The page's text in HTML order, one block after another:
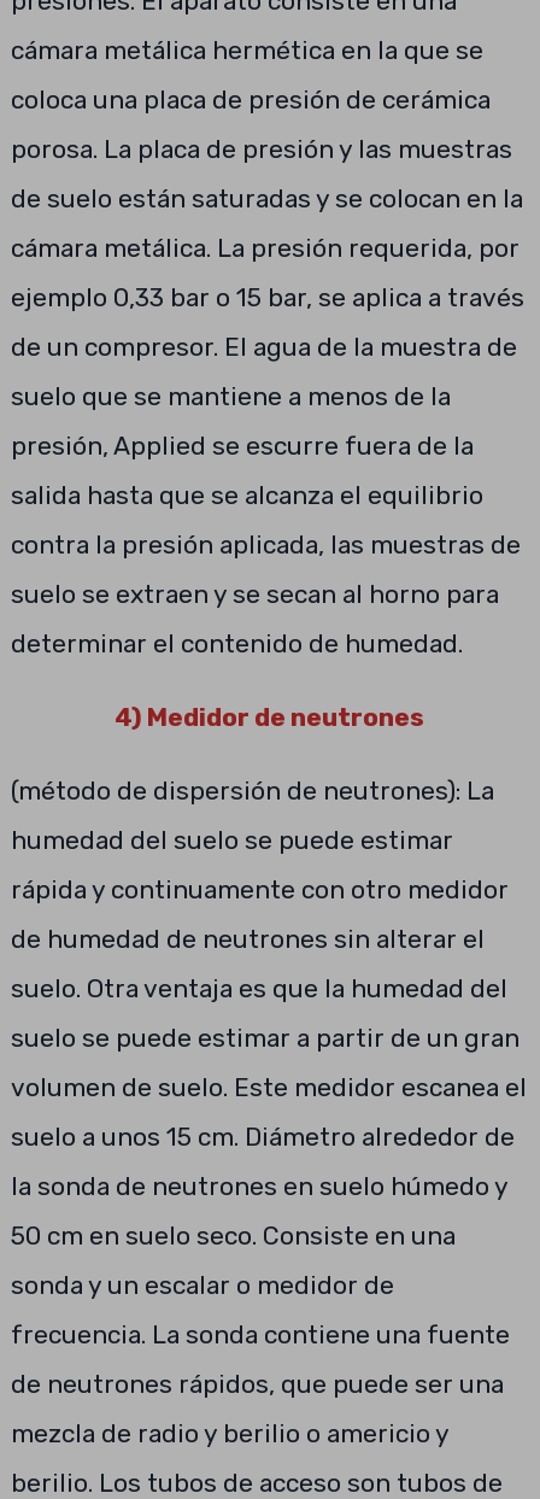
cámara metálica hermética en la que se
coloca una placa de presión de cerámica
porosa. La placa de presión y las muestras
de suelo están saturadas y se colocan en la
cámara metálica. La presión requerida, por
ejemplo 0,33 bar o 15 bar, se aplica a través
de un compresor. El agua de la muestra de
suelo que se mantiene a menos de la
presión, Applied se escurre fuera de la
salida hasta que se alcanza el equilibrio
contra la presión aplicada, las muestras de
suelo se extraen y se secan al horno para
determinar el contenido de humedad.
4) Medidor de neutrones
(método de dispersión de neutrones): La
humedad del suelo se puede estimar
rápida y continuamente con otro medidor
de humedad de neutrones sin alterar el
suelo. Otra ventaja es que la humedad del
suelo se puede estimar a partir de un gran
volumen de suelo. Este medidor escanea el
suelo a unos 15 cm. Diámetro alrededor de
la sonda de neutrones en suelo húmedo y
50 cm en suelo seco. Consiste en una
sonda y un escalar o medidor de
frecuencia. La sonda contiene una fuente
de neutrones rápidos, que puede ser una
mezcla de radio y berilio o americio y
berilio. Los tubos de acceso son tubos de